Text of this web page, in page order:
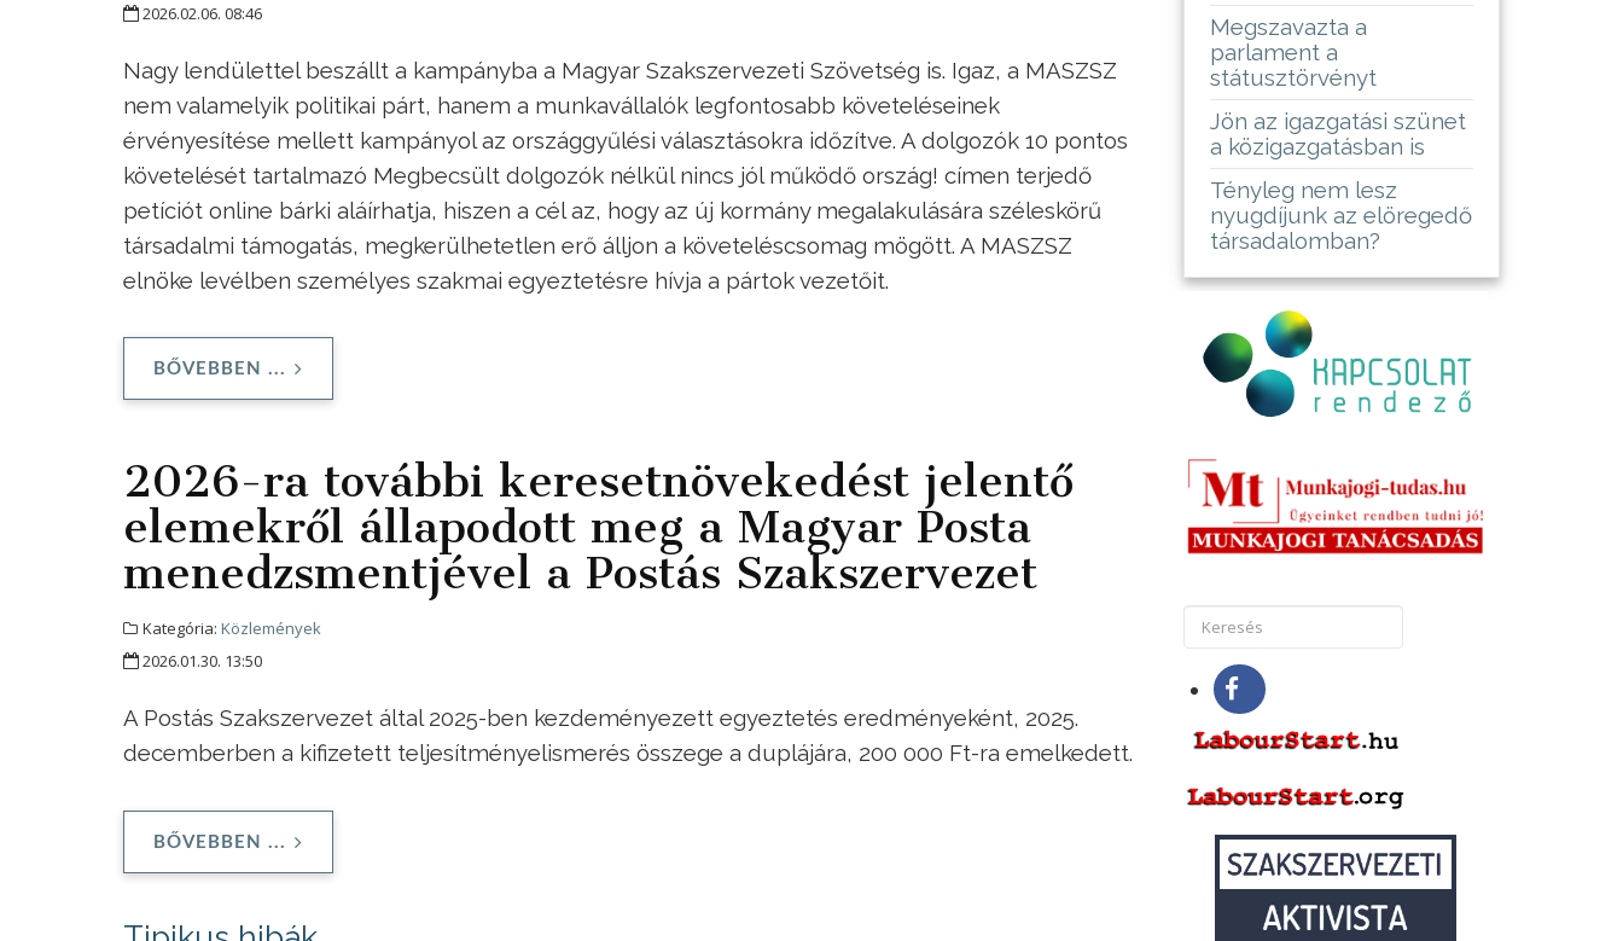
2026.02.06. 08:46
Nagy lendülettel beszállt a kampányba a Magyar Szakszervezeti Szövetség is. Igaz, a MASZSZ
nem valamelyik politikai párt, hanem a munkavállalók legfontosabb követeléseinek
érvényesítése mellett kampányol az országgyűlési választásokra időzítve. A dolgozók 10 pontos
követelését tartalmazó Megbecsült dolgozók nélkül nincs jól működő ország! címen terjedő
petíciót online bárki aláírhatja, hiszen a cél az, hogy az új kormány megalakulására széleskörű
társadalmi támogatás, megkerülhetetlen erő álljon a követeléscsomag mögött. A MASZSZ
elnöke levélben személyes szakmai egyeztetésre hívja a pártok vezetőit.
BŐVEBBEN ...
2026-ra további keresetnövekedést jelentő
elemekről állapodott meg a Magyar Posta
menedzsmentjével a Postás Szakszervezet
Kategória: Közlemények
2026.01.30. 13:50
A Postás Szakszervezet által 2025-ben kezdeményezett egyeztetés eredményeként, 2025.
decemberben a kifizetett teljesítményelismerés összege a duplájára, 200 000 Ft-ra emelkedett.
BŐVEBBEN ...
Megszavazta a
parlament a
státusztörvényt
Jön az igazgatási szünet
a közigazgatásban is
Tényleg nem lesz
nyugdíjunk az elöregedő
társadalomban?